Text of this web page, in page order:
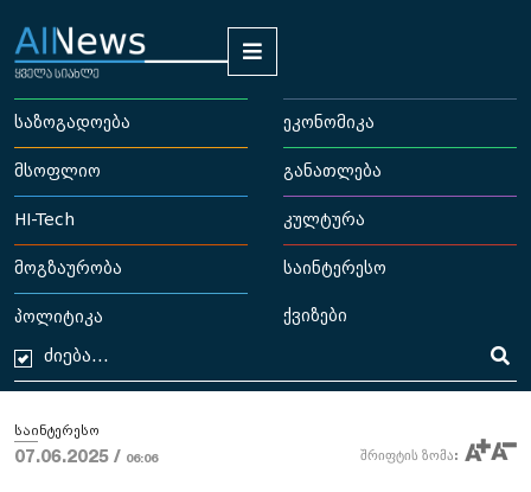
საზოგადოება ეკონომიკა
მსოფლიო განათლება
HI-Tech კულტურა
მოგზაურობა საინტერესო
პოლიტიკა ქვიზები
საინტერესო
07.06.2025 / 06:06 შრიფტის ზომა: